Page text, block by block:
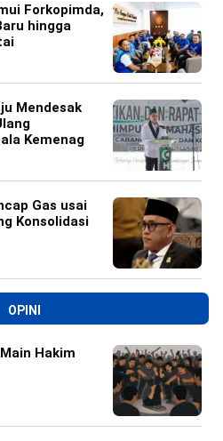
Forkopimda,
hingga
Mendesak
Kemenag
Gas usai
Konsolidasi
OPINI
Hakim